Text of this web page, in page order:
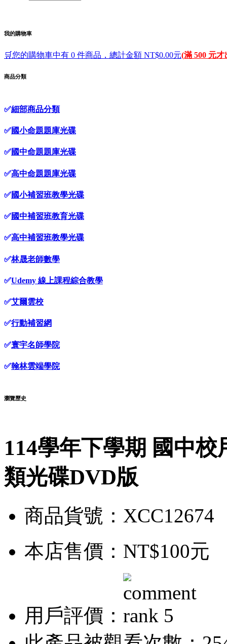
我的購物車
🛒您的購物車中有 0 件商品，總計金額 NT$0.00元(滿 500 元才
商品分類
✅細部商品分類
✅國小命題題庫光碟
✅國中命題題庫光碟
✅高中命題題庫光碟
✅國小補習班教學光碟
✅國中補習班教育光碟
✅高中補習班教學光碟
✅林晟老師數學
✅Udemy 線上課程綜合教學
✅艾爾雲校
✅行動補習網
✅寰宇名師學院
✅翰林雲端學院
瀏覽歷史
114學年下學期 國中
類光碟DVD版
商品貨號：XCC12674
本店售價： NT$100元
用戶評價：